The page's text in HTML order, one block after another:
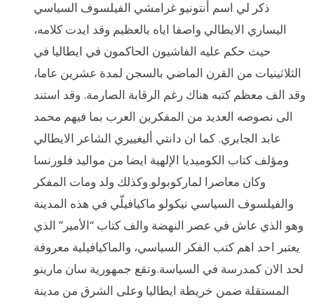
ذكر لي اسم أنتونيو غرامشي الفيلسوف السياسي
اليساري الايطالي واصفا اياه بالعظيم وقد ايدت كلامه،
حيث حكم عليه الفاشيون الحاكمون في ايطاليا في
الثلاثينيات من القرن الماضي بالسجن لمدة عشرين عاما،
وقد الف معظم كتبه هناك رغم الرقابة الصارمة. وقد استند
الى نصوصه العديد من المفكرين العرب بما فيهم محمد
عابد الجابري. كما ان دانتي أليغييري الشاعر الايطالي
ومؤلف كتاب الكوميديا الإلهية ايضا من مواليد فلورنسا
وكان معاصرا لماركوبولو.وكذلك ولد ومات المفكر
والفيلسوف السياسي نيكولو ماكيافيلّي في هذه المدينة
وهو الذي عاش في عصر النهضة والف كتاب “الأمير” الذي
يعتبر احد اهم كتب الفكر السياسي، والماكيافيلية معروفة
لحد الان كمدرسة في السياسة.وتقع جمهورية سان مارينو
المستقلة ضمن خريطة ايطاليا وعلى الشرق من مدينة